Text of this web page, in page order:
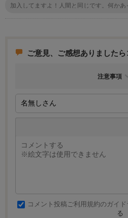
加入してますよ！人間と同じです。何か
思わないでしょ？
ご意見、ご感想ありましたら
注意事項
コメント投稿ご利用規約のガイ
る